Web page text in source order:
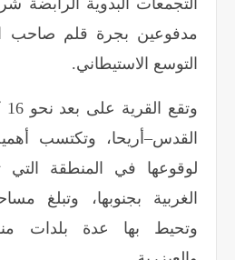
التجمعات البدوية الرابضة
مدفوعين بجرة قلم صاحب
التوسع الاستيطاني.
القدس–أريحا، وتكتسب
لوقوعها في المنطقة
وتحيط بها عدة بلدات